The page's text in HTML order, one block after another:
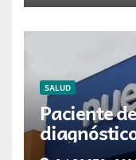
SALUD
Paciente
por